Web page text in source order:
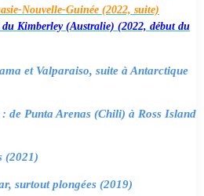
Nouvelle-Guinée (2022, suite)
du Kimberley (Australie) (2022, début du
et Valparaiso, suite à Antarctique
de Punta Arenas (Chili) à Ross Island
(2021)
surtout plongées (2019)